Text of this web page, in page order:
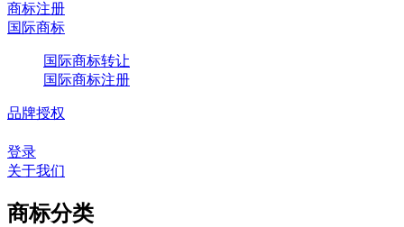
商标注册
国际商标
国际商标转让
国际商标注册
品牌授权
登录
关于我们
商标分类